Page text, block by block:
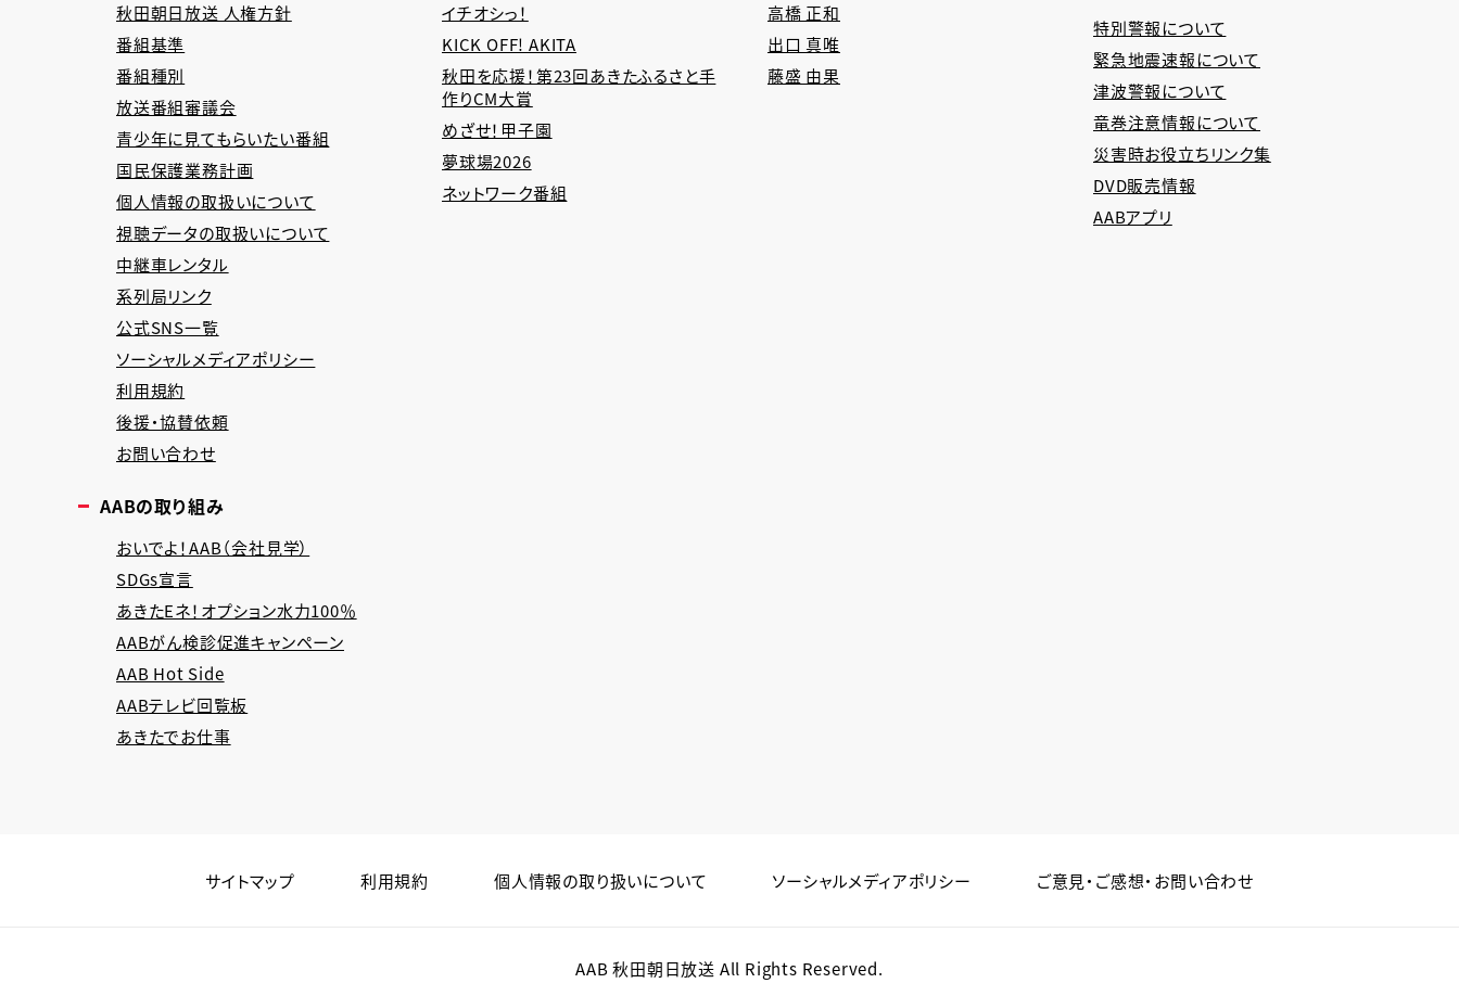
秋田朝日放送 人権方針
番組基準
番組種別
放送番組審議会
青少年に見てもらいたい番組
国民保護業務計画
個人情報の取扱いについて
視聴データの取扱いについて
中継車レンタル
系列局リンク
公式SNS一覧
ソーシャルメディアポリシー
利用規約
後援・協賛依頼
お問い合わせ
イチオシっ！
KICK OFF! AKITA
秋田を応援！第23回あきたふるさと手
作りCM大賞
めざせ！甲子園
夢球場2026
ネットワーク番組
高橋 正和
出口 真唯
藤盛 由果
特別警報について
緊急地震速報について
津波警報について
竜巻注意情報について
災害時お役立ちリンク集
DVD販売情報
AABアプリ
AABの取り組み
おいでよ！AAB（会社見学）
SDGs宣言
あきたEネ！オプション水力100％
AABがん検診促進キャンペーン
AAB Hot Side
AABテレビ回覧板
あきたでお仕事
サイトマップ 利用規約 個人情報の取り扱いについて ソーシャルメディアポリシー ご意見・ご感想・お問い合わせ
AAB 秋田朝日放送 All Rights Reserved.